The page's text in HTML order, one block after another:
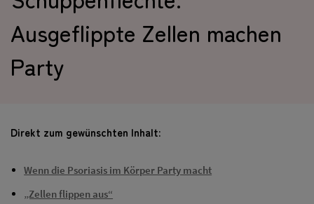
Ausgeflippte Zellen machen
Party
Direkt zum gewünschten Inhalt:
Wenn die Psoriasis im Körper Party macht
„Zellen flippen aus“